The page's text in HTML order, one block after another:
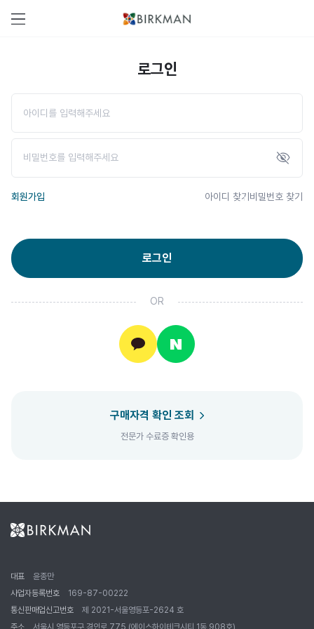
로그인
회원가입 아이디 찾기 비밀번호 찾기
로그인
OR
구매자격 확인 조회
전문가 수료증 확인용
대표
윤종만
사업자등록번호
169-87-00222
통신판매업신고번호
제 2021-서울영등포-2624 호